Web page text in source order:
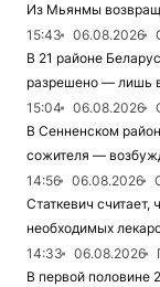
Из Мьянмы
15:43
06.08.2026
В 21 районе
разрешено — лишь
15:04
06.08.2026
В Сенненском
сожителя —
14:56
06.08.2026
Статкевич считает,
необходимых
14:33
06.08.2026
В первой половине